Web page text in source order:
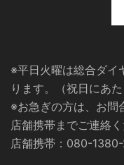
※平日火曜は総合ダイ
ります。（祝日にあ
※お急ぎの方は、お問
店舗携帯までご連絡く
店舗携帯：080-